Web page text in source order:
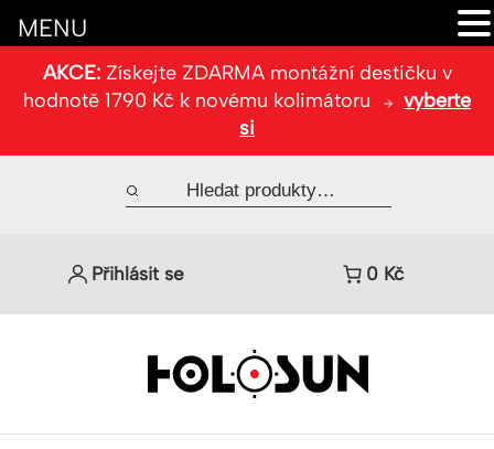
AKCE:Získejte ZDARMA montážní destičku v
hodnotě 1790 Kč k novému kolimátoru
vyberte
si
Přihlásit se 0 Kč
MENU